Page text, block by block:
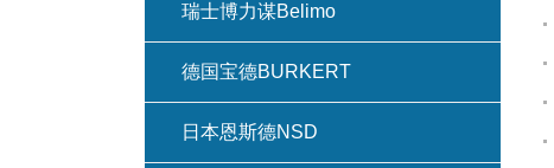
瑞士博力谋Belimo
德国宝德BURKERT
日本恩斯德NSD